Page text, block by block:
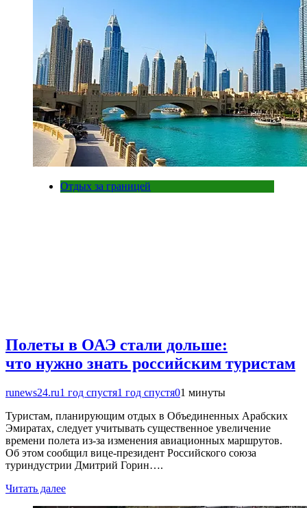
Отдых за границей
Полеты в ОАЭ стали дольше:
что нужно знать российским туристам
runews24.ru1 год спустя1 год спустя01 минуты
Туристам, планирующим отдых в Объединенных Арабских
Эмиратах, следует учитывать существенное увеличение
времени полета из-за изменения авиационных маршрутов.
Об этом сообщил вице-президент Российского союза
туриндустрии Дмитрий Горин….
Читать далее